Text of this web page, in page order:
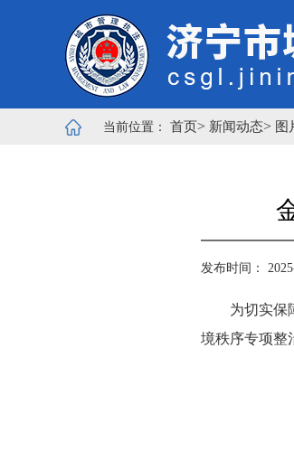
当前位置： 首页> 新闻动态> 图
发布时间：
为切实保
境秩序专项整